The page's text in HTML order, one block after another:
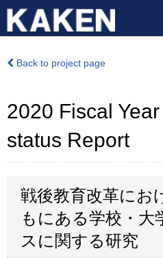
Back to project page
2020 Fiscal
status Report
戦後教育改革にお
もにある学校・大
スに関する研究